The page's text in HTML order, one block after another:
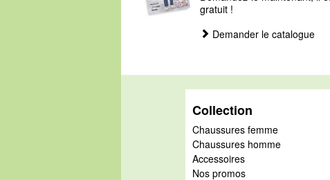
gratuit !
Demander le catalogue
Collection
Chaussures femme
Chaussures homme
Accessoires
Nos promos